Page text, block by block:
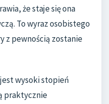
że staje się ona
To wyraz osobistego
z pewnością zostanie
wysoki stopień
praktycznie